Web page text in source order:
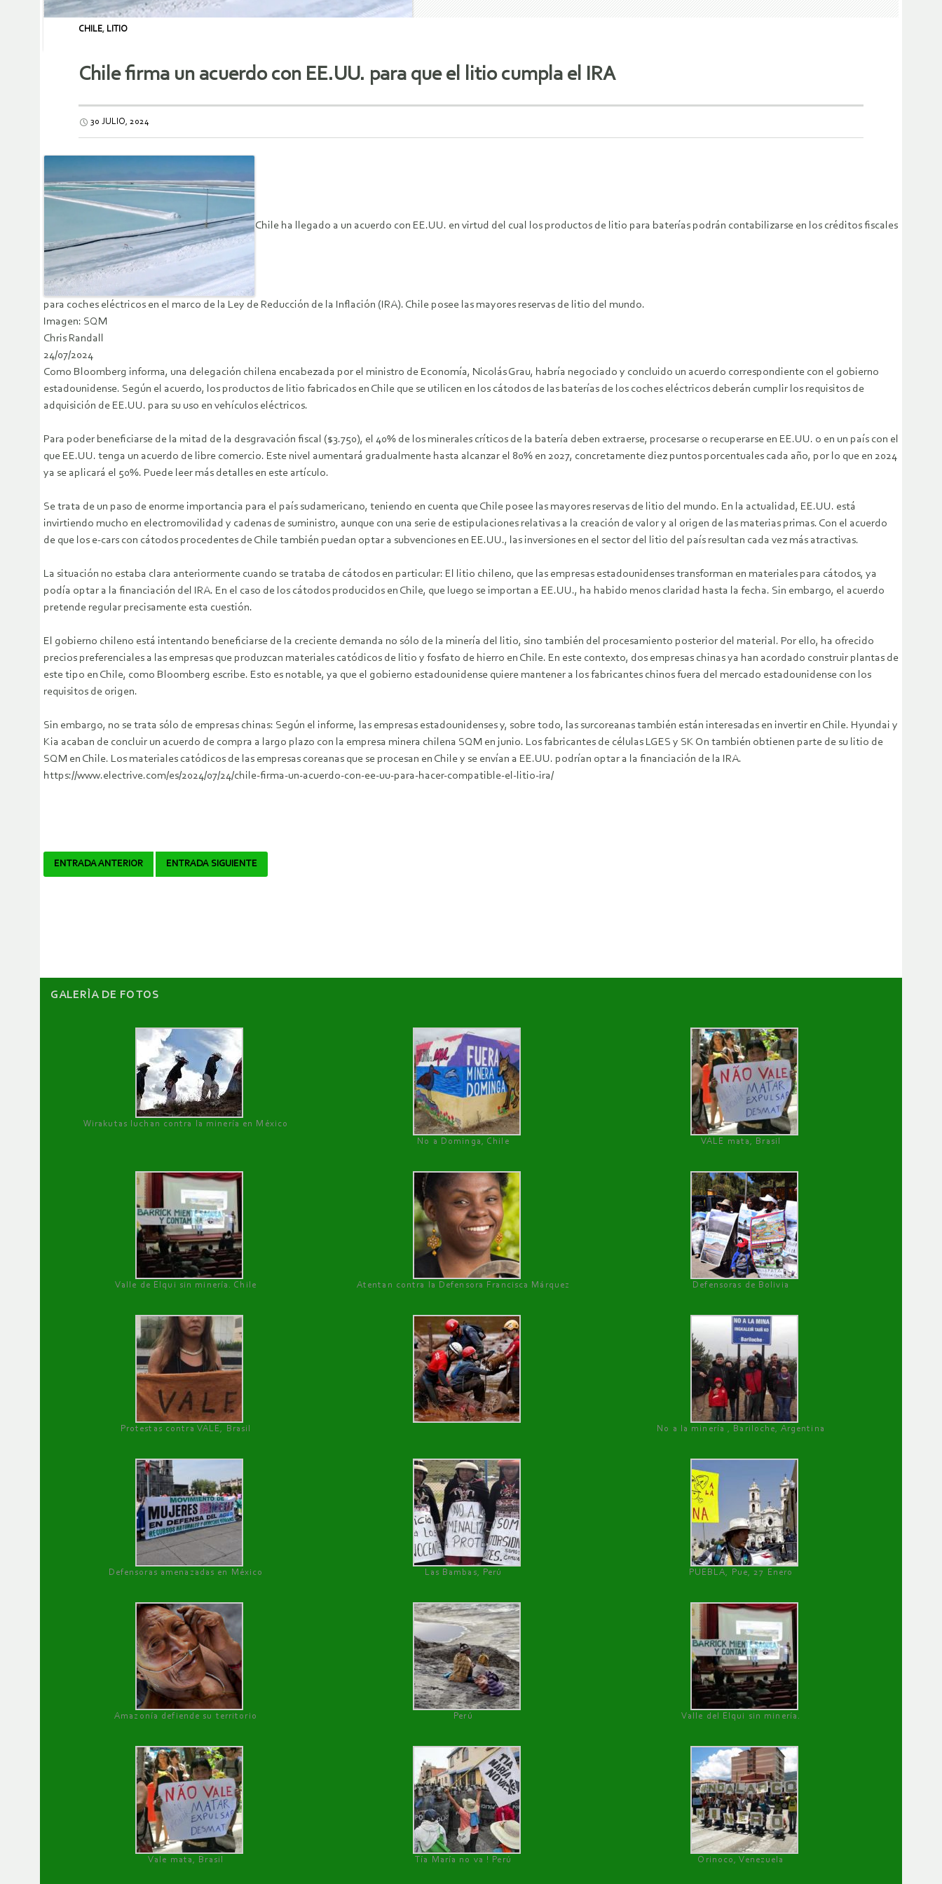
CHILE, LITIO
Chile firma un acuerdo con EE.UU. para que el litio cumpla el IRA
30 JULIO, 2024
Chile ha llegado a un acuerdo con EE.UU. en virtud del cual los productos de litio para baterías podrán contabilizarse en los créditos fiscales
para coches eléctricos en el marco de la Ley de Reducción de la Inflación (IRA). Chile posee las mayores reservas de litio del mundo.
Imagen: SQM
Chris Randall
24/07/2024
Como Bloomberg informa, una delegación chilena encabezada por el ministro de Economía, Nicolás Grau, habría negociado y concluido un acuerdo correspondiente con el gobierno
estadounidense. Según el acuerdo, los productos de litio fabricados en Chile que se utilicen en los cátodos de las baterías de los coches eléctricos deberán cumplir los requisitos de
adquisición de EE.UU. para su uso en vehículos eléctricos.
Para poder beneficiarse de la mitad de la desgravación fiscal ($3.750), el 40% de los minerales críticos de la batería deben extraerse, procesarse o recuperarse en EE.UU. o en un país con el
que EE.UU. tenga un acuerdo de libre comercio. Este nivel aumentará gradualmente hasta alcanzar el 80% en 2027, concretamente diez puntos porcentuales cada año, por lo que en 2024
ya se aplicará el 50%. Puede leer más detalles en este artículo.
Se trata de un paso de enorme importancia para el país sudamericano, teniendo en cuenta que Chile posee las mayores reservas de litio del mundo. En la actualidad, EE.UU. está
invirtiendo mucho en electromovilidad y cadenas de suministro, aunque con una serie de estipulaciones relativas a la creación de valor y al origen de las materias primas. Con el acuerdo
de que los e-cars con cátodos procedentes de Chile también puedan optar a subvenciones en EE.UU., las inversiones en el sector del litio del país resultan cada vez más atractivas.
La situación no estaba clara anteriormente cuando se trataba de cátodos en particular: El litio chileno, que las empresas estadounidenses transforman en materiales para cátodos, ya
podía optar a la financiación del IRA. En el caso de los cátodos producidos en Chile, que luego se importan a EE.UU., ha habido menos claridad hasta la fecha. Sin embargo, el acuerdo
pretende regular precisamente esta cuestión.
El gobierno chileno está intentando beneficiarse de la creciente demanda no sólo de la minería del litio, sino también del procesamiento posterior del material. Por ello, ha ofrecido
precios preferenciales a las empresas que produzcan materiales catódicos de litio y fosfato de hierro en Chile. En este contexto, dos empresas chinas ya han acordado construir plantas de
este tipo en Chile, como Bloomberg escribe. Esto es notable, ya que el gobierno estadounidense quiere mantener a los fabricantes chinos fuera del mercado estadounidense con los
requisitos de origen.
Sin embargo, no se trata sólo de empresas chinas: Según el informe, las empresas estadounidenses y, sobre todo, las surcoreanas también están interesadas en invertir en Chile. Hyundai y
Kia acaban de concluir un acuerdo de compra a largo plazo con la empresa minera chilena SQM en junio. Los fabricantes de células LGES y SK On también obtienen parte de su litio de
SQM en Chile. Los materiales catódicos de las empresas coreanas que se procesan en Chile y se envían a EE.UU. podrían optar a la financiación de la IRA.
https://www.electrive.com/es/2024/07/24/chile-firma-un-acuerdo-con-ee-uu-para-hacer-compatible-el-litio-ira/
Navegador
ENTRADA ANTERIOR ENTRADA SIGUIENTE
GALERÌA DE FOTOS
Wirakutas luchan contra la minería en México
No a Dominga, Chile
VALE mata, Brasil
Valle de Elqui sin minería. Chile Atentan contra la Defensora Francisca Márquez Defensoras de Bolivia
Protestas contra VALE, Brasil No a la minería , Bariloche, Argentina
Defensoras amenazadas en México Las Bambas, Perú PUEBLA, Pue, 27 Enero
Amazonía defiende su territorio Perú Valle del Elqui sin minería.
Vale mata, Brasil Tía María no va ! Perú Orinoco, Venezuela